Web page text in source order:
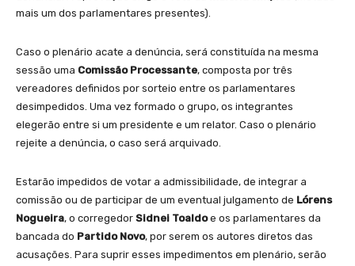
mais um dos parlamentares presentes).
Caso o plenário acate a denúncia, será constituída na mesma
sessão uma Comissão Processante, composta por três
vereadores definidos por sorteio entre os parlamentares
desimpedidos. Uma vez formado o grupo, os integrantes
elegerão entre si um presidente e um relator. Caso o plenário
rejeite a denúncia, o caso será arquivado.
Estarão impedidos de votar a admissibilidade, de integrar a
comissão ou de participar de um eventual julgamento de Lórens
Nogueira, o corregedor Sidnei Toaldoe os parlamentares da
bancada do Partido Novo, por serem os autores diretos das
acusações. Para suprir esses impedimentos em plenário, serão